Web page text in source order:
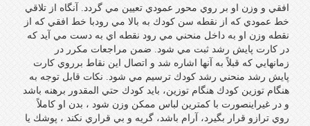
افقي و وزن او بر روي محور عمودي تعيين مي گردد. آنگاه از تلاقي
خط عمودي كه از نقطه سن كودك به بالا مي رودبا خط افقي كه از
نقطه وزن او به داخل منحني مي رود نقطه اي به دست مي آيد كه
در كارت پايش رشد ثبت مي شود. ضمن مراجعات مكرر در
زمانهايي كه قبلاً به آنها اشاره شد و اتصال اين نقاط برروي كارت
پايش رشد منحني رشد كودك ترسيم مي شود. نكات قابل توجه به
هنگام توزين كودك هنگام توزين، بايد كودك حتي المقدور برهنه باشد
و در غيراينصورت با كمترين لباس ممكن وزن شود ، بدن او كاملاً‌
روي ترازو قرار بگيرد، آرام باشد، گريه و بي قراري نكند ، پوشك يا